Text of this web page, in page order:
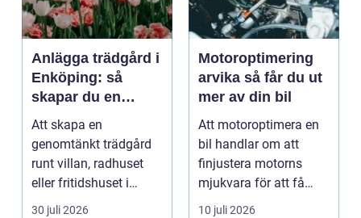
Anlägga trädgård i
Enköping: så
skapar du en
hållbar och
harmonisk
utemiljö
Att skapa en
genomtänkt trädgård
runt villan, radhuset
eller fritidshuset i
Enkö...
30 juli 2026
Motoroptimering
arvika så får du ut
mer av din bil
Att motoroptimera en
bil handlar om att
finjustera motorns
mjukvara för att få
bättre respons, mer k...
10 juli 2026